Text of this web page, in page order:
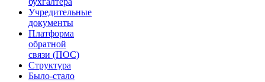
Учредительные
документы
Платформа
обратной
связи (ПОС)
Структура
Было-стало